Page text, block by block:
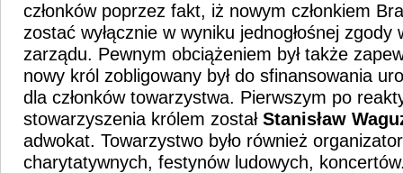
członków poprzez fakt, iż nowym członkiem
zostać wyłącznie w wyniku jednogłośnej zgody
zarządu. Pewnym obciążeniem był także
nowy król zobligowany był do sfinansowania
dla członków towarzystwa. Pierwszym po
stowarzyszenia królem został Stanisław
adwokat. Towarzystwo było również
charytatywnych, festynów ludowych,